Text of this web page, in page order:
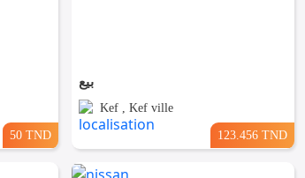
50 TND
بيع
Kef , Kef ville
123.456 TND